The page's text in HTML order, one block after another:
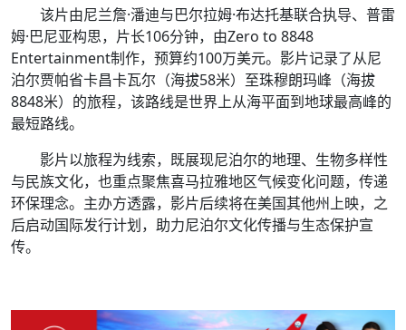
该片由尼兰詹·潘迪与巴尔拉姆·布达托基联合执导、普雷
姆·巴尼亚构思，片长106分钟，由Zero to 8848
Entertainment制作，预算约100万美元。影片记录了从尼
泊尔贾帕省卡昌卡瓦尔（海拔58米）至珠穆朗玛峰（海拔
8848米）的旅程，该路线是世界上从海平面到地球最高峰的
最短路线。
影片以旅程为线索，既展现尼泊尔的地理、生物多样性
与民族文化，也重点聚焦喜马拉雅地区气候变化问题，传递
环保理念。主办方透露，影片后续将在美国其他州上映，之
后启动国际发行计划，助力尼泊尔文化传播与生态保护宣
传。